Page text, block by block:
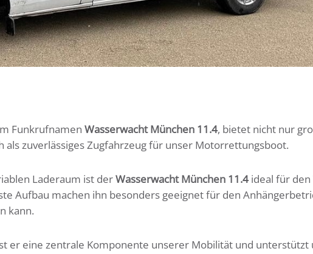
Funkrufnamen Wasserwacht München 11.4, bietet nicht nur
zuverlässiges Zugfahrzeug für unser Motorrettungsboot.
Laderaum ist derWasserwacht München 11.4 ideal für
Aufbau machen ihn besonders geeignet für den
kann.
er eine zentrale Komponente unserer Mobilität und